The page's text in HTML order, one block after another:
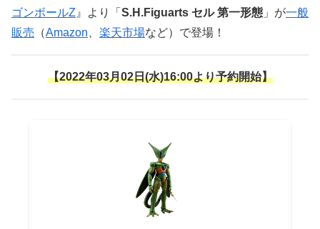
ゴンボールZ 』より「 S.H.Figuarts セル 第一形態 」が一般
販売 （Amazon 楽天市場など）で登場！
【2022年03月02日(水)16:00より予約開始】